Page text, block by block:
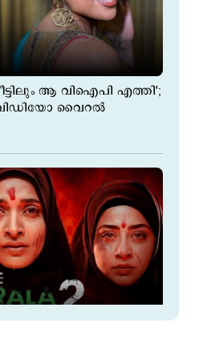
ആ വിഐപി എത്തി';
വൈറല്‍